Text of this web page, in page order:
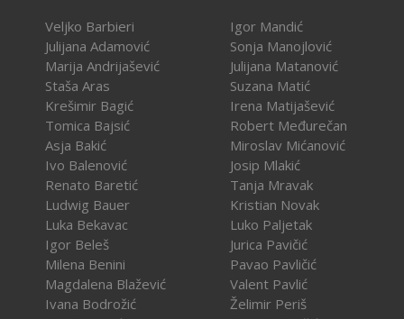
Veljko Barbieri
Julijana Adamović
Marija Andrijašević
Staša Aras
Krešimir Bagić
Tomica Bajsić
Asja Bakić
Ivo Balenović
Renato Baretić
Ludwig Bauer
Luka Bekavac
Igor Beleš
Milena Benini
Magdalena Blažević
Ivana Bodrožić
Igor Mandić
Sonja Manojlović
Julijana Matanović
Suzana Matić
Irena Matijašević
Robert Međurečan
Miroslav Mićanović
Josip Mlakić
Tanja Mravak
Kristian Novak
Luko Paljetak
Jurica Pavičić
Pavao Pavličić
Valent Pavlić
Želimir Periš